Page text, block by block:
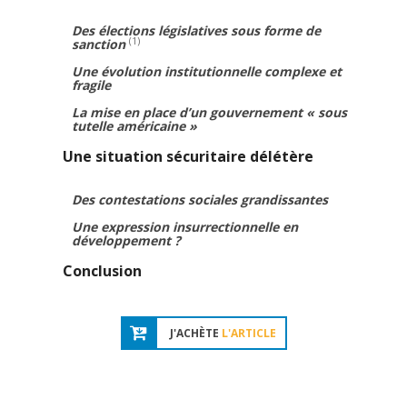
Des élections législatives sous forme de
sanction (1)
Une évolution institutionnelle complexe et
fragile
La mise en place d’un gouvernement « sous
tutelle américaine »
Une situation sécuritaire délétère
Des contestations sociales grandissantes
Une expression insurrectionnelle en
développement ?
Conclusion
J'ACHÈTE L'ARTICLE